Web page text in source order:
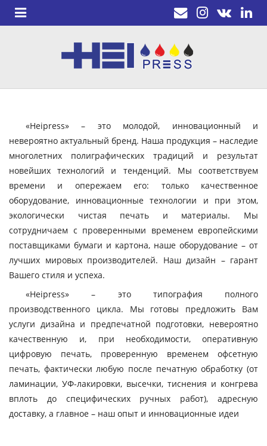
«Heipress» – это молодой, инновационный и
невероятно актуальный бренд. Наша продукция – наследие
многолетних полиграфических традиций и результат
новейших технологий и тенденций. Мы соответствуем
времени и опережаем его: только качественное
оборудование, инновационные технологии и при этом,
экологически чистая печать и материалы. Мы
сотрудничаем с проверенными временем европейскими
поставщиками бумаги и картона, наше оборудование – от
лучших мировых производителей. Наш дизайн – гарант
Вашего стиля и успеха.
«Heipress» – это типография полного
производственного цикла. Мы готовы предложить Вам
услуги дизайна и предпечатной подготовки, невероятно
качественную и, при необходимости, оперативную
цифровую печать, проверенную временем офсетную
печать, фактически любую после печатную обработку (от
ламинации, УФ-лакировки, высечки, тиснения и конгрева
вплоть до специфических ручных работ), адресную
доставку, а главное – наш опыт и инновационные идеи